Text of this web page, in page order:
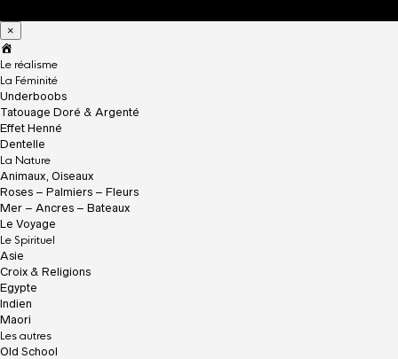
×
c
c
u
e
i
l
Le réalisme
La Féminité
Underboobs
Tatouage Doré & Argenté
Effet Henné
Dentelle
La Nature
Animaux, Oiseaux
Roses – Palmiers – Fleurs
Mer – Ancres – Bateaux
Le Voyage
Le Spirituel
Asie
Croix & Religions
Egypte
Indien
Maori
Les autres
Old School